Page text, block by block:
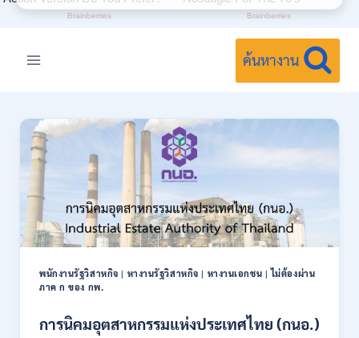
ค้นหางาน
พนักงานรัฐวิสาหกิจ | หางานรัฐวิสาหกิจ | หางานเอกชน |ไม่ต้องผ่าน
ภาค ก ของ กพ.
การนิคมอุตสาหกรรมแห่งประเทศไทย (กนอ.)